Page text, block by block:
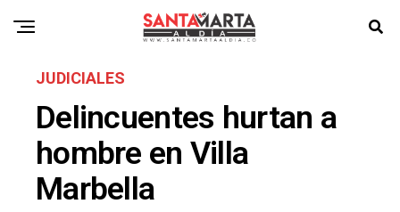
JUDICIALES
Delincuentes hurtan a
hombre en Villa
Marbella